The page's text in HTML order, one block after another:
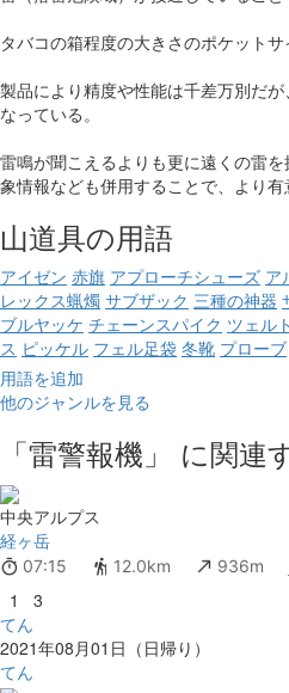
タバコの箱程度の大きさのポケット
製品により精度や性能は千差万別だ
なっている。
雷鳴が聞こえるよりも更に遠くの雷
象情報なども併用することで、より有
山道具の用語
アイゼン 赤旗 アプローチシューズ ア
レックス蝋燭 サブザック 三種の神器
ブルヤッケ チェーンスパイク ツェルト
ス ピッケル フェル足袋 冬靴 プローブ
用語を追加
他のジャンルを見る
「雷警報機」 に関連
中央アルプス
経ヶ岳
07:15 12.0km 936m
1
3
てん
2021年08月01日（日帰り）
てん